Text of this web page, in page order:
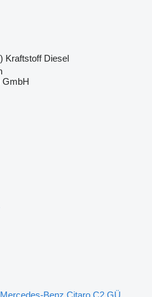
Kraftstoff Diesel
GmbH
Mercedes-Benz Citaro C2 GÜ